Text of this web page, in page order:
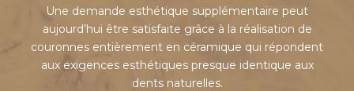
Une demande esthétique supplémentaire peut
aujourd’hui être satisfaite grâce à la réalisation de
couronnes entièrement en céramique qui répondent
aux exigences esthétiques presque identique aux
dents naturelles.